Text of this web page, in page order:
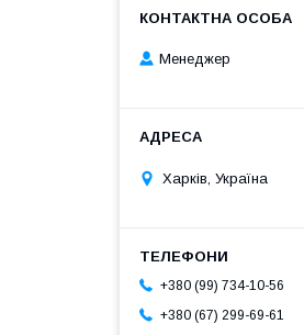
Менеджер
Харків, Україна
+380 (99) 734-10-56
+380 (67) 299-69-61